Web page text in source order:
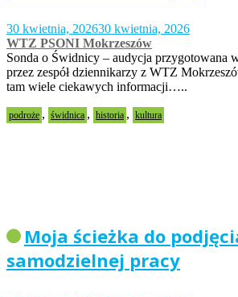
30 kwietnia, 202630 kwietnia, 2026
WTZ PSONI Mokrzeszów
Sonda o Świdnicy – audycja przygotowana
przez zespół dziennikarzy z WTZ
tam wiele ciekawych informacji…..
podroże , świdnica , historia , kultura
Moja ścieżka do
samodzielnej pracy